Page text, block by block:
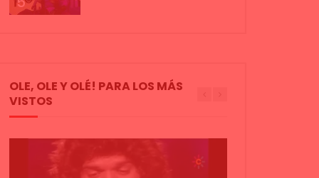
OLE, OLE Y OLÉ! PARA LOS MÁS
VISTOS